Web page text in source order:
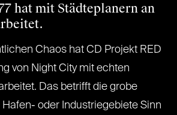
hat mit Städteplanern an
Chaos hat CD Projekt RED
von Night City mit echten
Das betrifft die grobe
Hafen- oder Industriegebiete Sinn